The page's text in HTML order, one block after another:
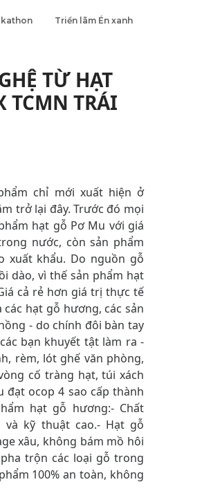
Triển lãm Én xanh
TỪ HẠT
TCMN TRÁI
chỉ mới xuất hiện ở
trở lại đây. Trước đó mọi
hạt gỗ Pơ Mu với giá
nước, còn sản phẩm
xuất khẩu. Do nguồn gỗ
dào, vì thế sản phẩm hạt
cả rẻ hơn giá trị thực tế
các hạt gỗ hương, các sản
- do chính đôi bàn tay
bạn khuyết tật làm ra -
rèm, lót ghế văn phòng,
cố tràng hạt, túi xách
ocop 4 sao cấp thành
hạt gỗ hương:- Chất
kỹ thuật cao.- Hạt gỗ
xâu, không bám mồ hôi
trộn các loại gỗ trong
100% an toàn, không